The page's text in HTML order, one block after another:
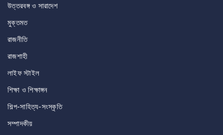
উত্তরবঙ্গ ও সারাদেশ
মুক্তমত
রাজনীতি
রাজশাহী
লাইফ স্টাইল
শিক্ষা ও শিক্ষাঙ্গন
শিল্প-সাহিত্য-সংস্কৃতি
সম্পাদকীয়